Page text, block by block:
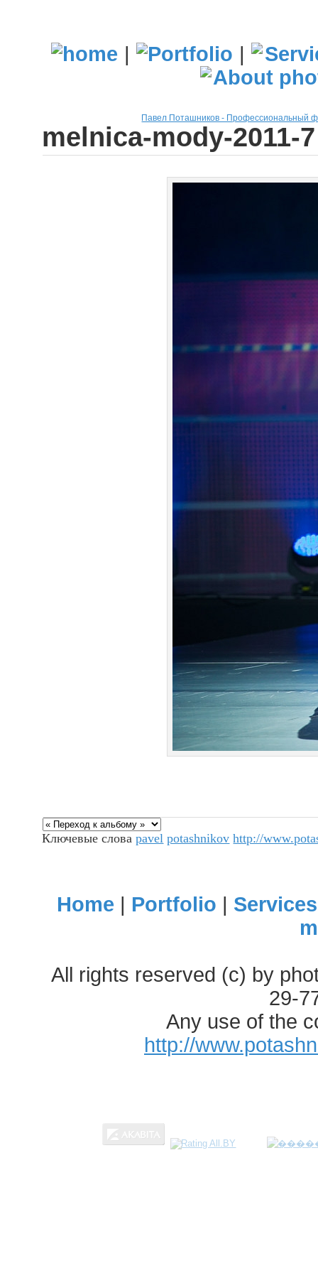
| |
Павел Поташников - Профессиональный
melnica-mody-2011-7
Ключевые словаpavel potashnikov http://
Home | Portfolio | Services
All rights reserved (c) by
29-
Any use of the
http://